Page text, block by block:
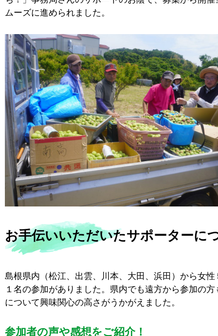
ムーズに進められました。
お手伝いいただいたサポーターに
島根県内（松江、出雲、川本、大田、浜田）から女性
１名の参加がありました。県内でも遠方から参加の
について興味関心の高さがうかがえました。
参加者の声や感想をご紹介！